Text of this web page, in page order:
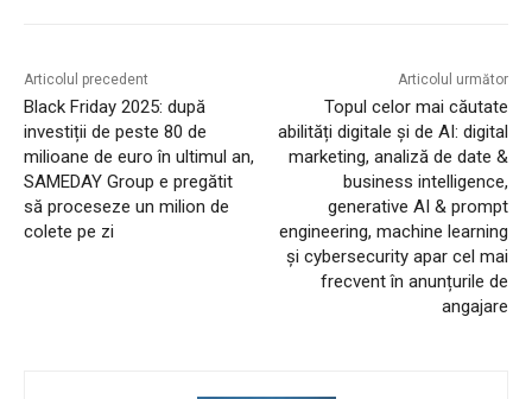
Articolul precedent
Black Friday 2025: după
investiții de peste 80 de
milioane de euro în ultimul an,
SAMEDAY Group e pregătit
să proceseze un milion de
colete pe zi
Articolul următor
Topul celor mai căutate
abilități digitale și de AI: digital
marketing, analiză de date &
business intelligence,
generative AI & prompt
engineering, machine learning
și cybersecurity apar cel mai
frecvent în anunțurile de
angajare